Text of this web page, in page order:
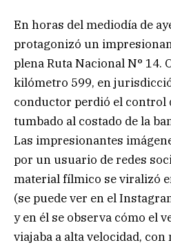
En horas del mediodía de
protagonizó un
plena Ruta Nacional N° 14.
kilómetro 599, en
conductor perdió el control
tumbado al costado de la
Las impresionantes
por un usuario de redes
material fílmico se viralizó
(se puede ver en el
y en él se observa cómo el
viajaba a alta velocidad,